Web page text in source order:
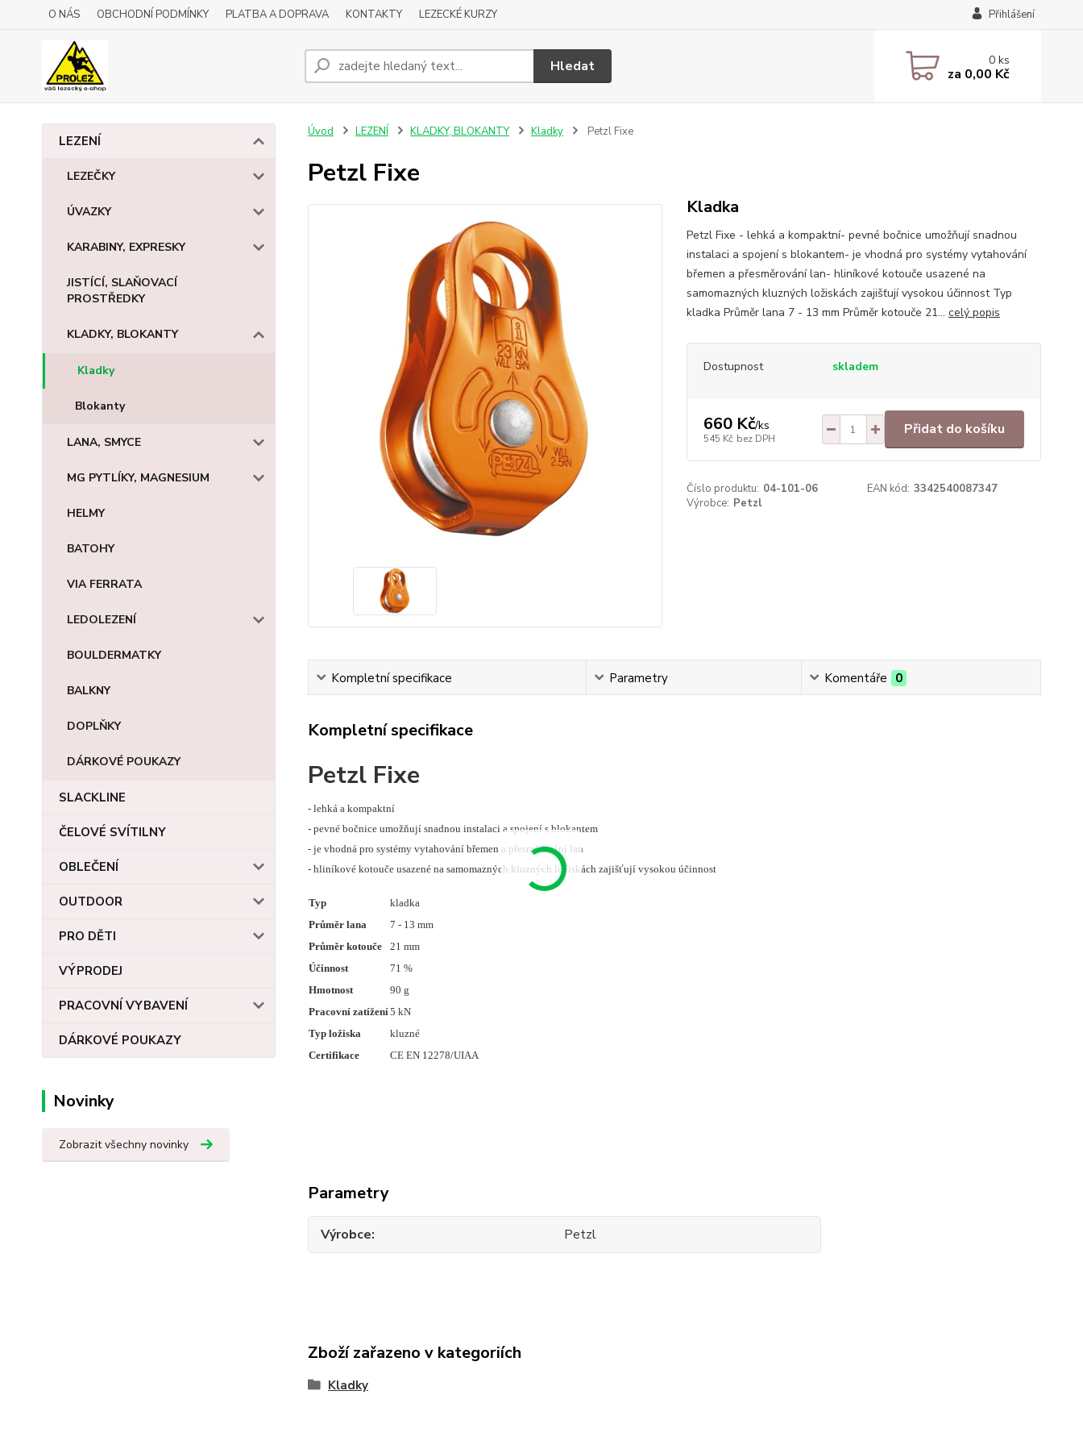
O NÁS OBCHODNÍ PODMÍNKY PLATBA A DOPRAVA KONTAKTY LEZECKÉ KURZY Přihlášení
Hledat 0ks
za 0,00 Kč
LEZENÍ
LEZEČKY
ÚVAZKY
KARABINY, EXPRESKY
JISTÍCÍ, SLAŇOVACÍ
PROSTŘEDKY
KLADKY, BLOKANTY
Kladky
Blokanty
LANA, SMYCE
MG PYTLÍKY, MAGNESIUM
HELMY
BATOHY
VIA FERRATA
LEDOLEZENÍ
BOULDERMATKY
BALKNY
DOPLŇKY
DÁRKOVÉ POUKAZY
SLACKLINE
ČELOVÉ SVÍTILNY
OBLEČENÍ
OUTDOOR
PRO DĚTI
VÝPRODEJ
PRACOVNÍ VYBAVENÍ
DÁRKOVÉ POUKAZY
Novinky
Zobrazit všechny novinky
Úvod LEZENÍ KLADKY, BLOKANTY Kladky Petzl Fixe
Petzl Fixe
Kladka
Petzl Fixe - lehká a kompaktní- pevné bočnice umožňují snadnou
instalaci a spojení s blokantem- je vhodná pro systémy vytahování
břemen a přesměrování lan- hliníkové kotouče usazené na
samomazných kluzných ložiskách zajišťují vysokou účinnost Typ
kladka Průměr lana 7 - 13 mm Průměr kotouče 21... celý popis
Dostupnost skladem
660 Kč/ks
545 Kč bez DPH
Přidat do košíku
Číslo produktu: 04-101-06 EAN kód: 3342540087347
Výrobce: Petzl
Kompletní specifikace Parametry Komentáře 0
Kompletní specifikace
Petzl Fixe
- lehká a kompaktní
- pevné bočnice umožňují snadnou instalaci a spojení s blokantem
- je vhodná pro systémy vytahování břemen a přesměrování lan
- hliníkové kotouče usazené na samomazných kluzných ložiskách zajišťují vysokou účinnost
Typ
kladka
Průměr lana
7 - 13 mm
Průměr kotouče
21 mm
Účinnost
71 %
Hmotnost
90 g
Pracovní zatížení5 kN
Typ ložiska
kluzné
Certifikace
CE EN 12278/UIAA
Parametry
Výrobce Petzl
Zboží zařazeno v kategoriích
Kladky